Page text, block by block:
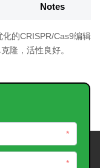
Notes
的CRISPR/Cas9编辑
隆，活性良好。
*
*